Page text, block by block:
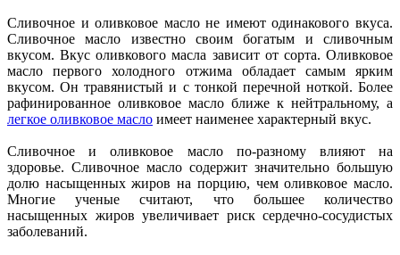
Сливочное и оливковое масло не имеют одинакового вкуса.
Сливочное масло известно своим богатым и сливочным
вкусом. Вкус оливкового масла зависит от сорта. Оливковое
масло первого холодного отжима обладает самым ярким
вкусом. Он травянистый и с тонкой перечной ноткой. Более
рафинированное оливковое масло ближе к нейтральному, а
легкое оливковое масло имеет наименее характерный вкус.
Сливочное и оливковое масло по-разному влияют на
здоровье. Сливочное масло содержит значительно большую
долю насыщенных жиров на порцию, чем оливковое масло.
Многие ученые считают, что большее количество
насыщенных жиров увеличивает риск сердечно-сосудистых
заболеваний.